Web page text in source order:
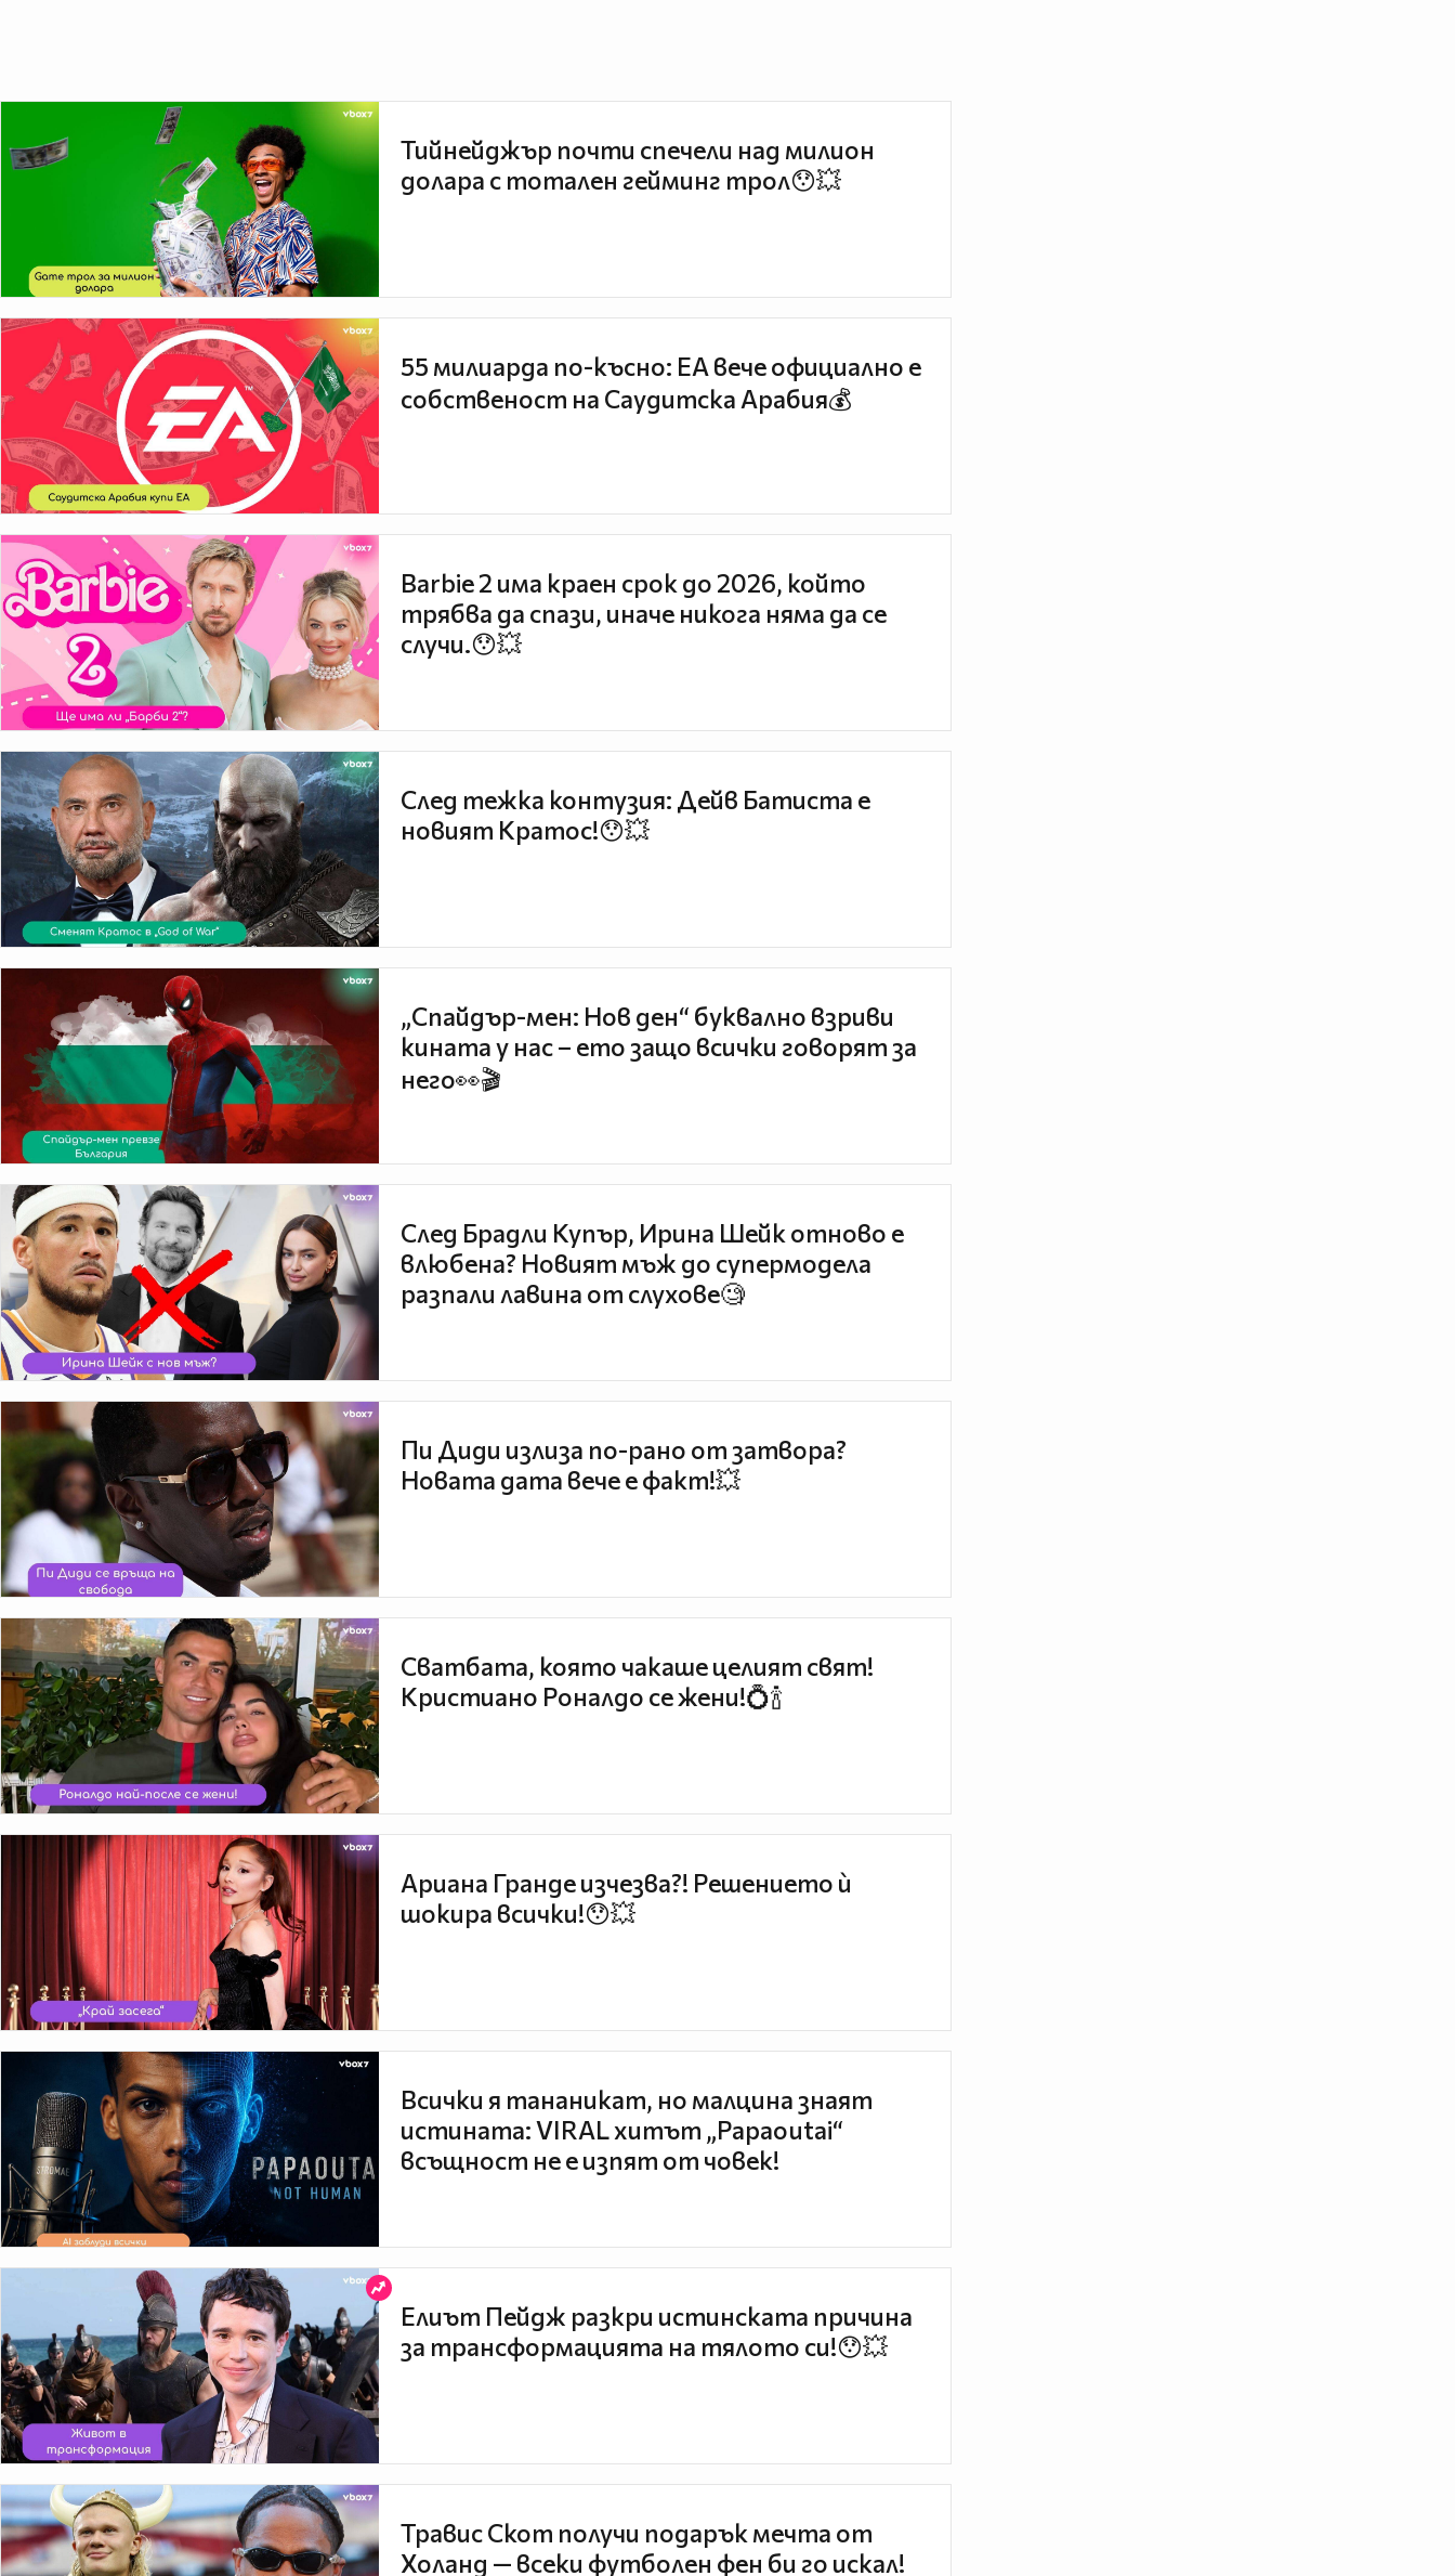
Тийнейджър почти спечели над милион
долара с тотален гейминг трол😯💥
55 милиарда по-късно: EA вече официално е
собственост на Саудитска Арабия💰
Barbie 2 има краен срок до 2026, който
трябва да спази, иначе никога няма да се
случи.😯💥
След тежка контузия: Дейв Батиста е
новият Кратос!😯💥
„Спайдър-мен: Нов ден“ буквално взриви
кината у нас – ето защо всички говорят за
него👀🎬
След Брадли Купър, Ирина Шейк отново е
влюбена? Новият мъж до супермодела
разпали лавина от слухове🧐
Пи Диди излиза по-рано от затвора?
Новата дата вече е факт!💥
Сватбата, която чакаше целият свят!
Кристиано Роналдо се жени!💍🍾
Ариана Гранде изчезва?! Решението ѝ
шокира всички!😯💥
Всички я тананикат, но малцина знаят
истината: VIRAL хитът „Papaoutai“
всъщност не е изпят от човек!
Елиът Пейдж разкри истинската причина
за трансформацията на тялото си!😯💥
Травис Скот получи подарък мечта от
Холанд — всеки футболен фен би го искал!